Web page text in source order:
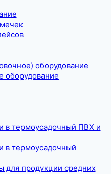
оборудование
оборудование
в термоусадочный ПВХ и
в термоусадочный
продукции средних